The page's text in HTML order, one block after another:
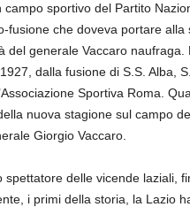
campo sportivo del Partito
fusione che doveva portare
del generale Vaccaro
dalla fusione di S.S. Alba,
Sportiva Roma.
nuova stagione sul campo
Giorgio Vaccaro.
spettatore delle vicende laziali,
i primi della storia, la Lazio